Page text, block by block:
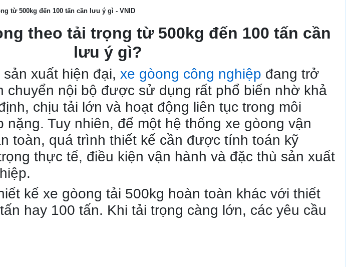
từ 500kg đến 100 tấn cần lưu ý gì - VNID
theo tải trọng từ 500kg đến 100 tấn cần
lưu ý gì?
xuất hiện đại, xe gòong công nghiệp đang trở
chuyển nội bộ được sử dụng rất phổ biến nhờ khả
chịu tải lớn và hoạt động liên tục trong môi
Tuy nhiên, để một hệ thống xe gòong vận
toàn, quá trình thiết kế cần được tính toán kỹ
thực tế, điều kiện vận hành và đặc thù sản xuất
kế xe gòong tải 500kg hoàn toàn khác với thiết
hay 100 tấn. Khi tải trọng càng lớn, các yêu cầu